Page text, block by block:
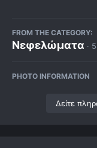
FROM THE CATEGORY:
Νεφελώματα ·
PHOTO INFORMATION
Δείτε